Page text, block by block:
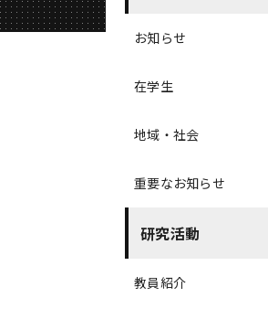
お知らせ
在学生
地域・社会
重要なお知らせ
研究活動
教員紹介